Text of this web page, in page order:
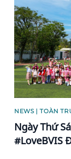
NEWS | TOÀN
Ngày Thứ
#LoveBVIS